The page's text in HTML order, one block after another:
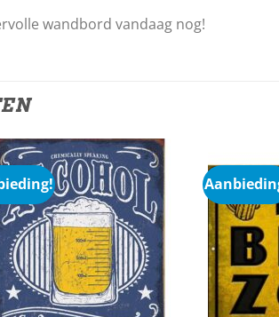
wandbord vandaag nog!